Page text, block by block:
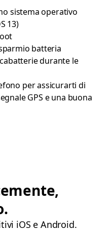
sistema operativo
13)
batteria
durante le
per assicurarti di
GPS e una buona
iOS e Android.